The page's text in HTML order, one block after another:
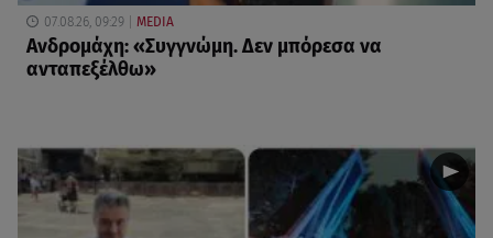
07.08.26, 09:29 MEDIA
Ανδρομάχη: «Συγγνώμη. Δεν μπόρεσα να
ανταπεξέλθω»